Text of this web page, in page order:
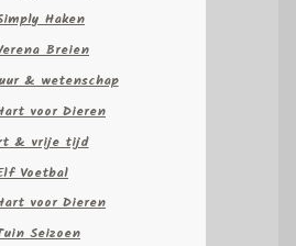
Haken
Breien
& wetenschap
voor Dieren
& vrije tijd
Voetbal
voor Dieren
Seizoen